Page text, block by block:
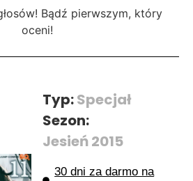
Bądź pierwszym, który
oceni!
Typ:Specjał
Sezon:
Jesień 2015
30 dni za darmo na